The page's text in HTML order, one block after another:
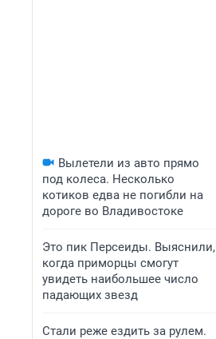
Вылетели из авто прямо
под колеса. Несколько
котиков едва не погибли на
дороге во Владивостоке
Это пик Персеиды. Выяснили,
когда приморцы смогут
увидеть наибольшее число
падающих звезд
Стали реже ездить за рулем.